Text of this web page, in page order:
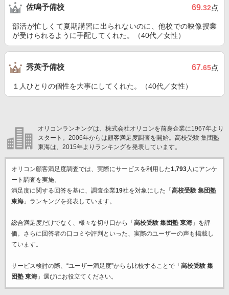
佐鳴予備校 69.32点
部活が忙しくて夏期講習に出られないのに、他校での映像授業
が受けられるように手配してくれた。（40代／女性）
秀英予備校 67.65点
１人ひとりの個性を大事にしてくれた。（40代／女性）
オリコンランキングは、株式会社オリコンを前身企業に1967年より
スタート。2006年からは顧客満足度調査を開始。高校受験 集団塾
東海は、2015年よりランキングを発表しています。
オリコン顧客満足度調査では、実際にサービスを利用した1,793人にアンケ
ート調査を実施。
満足度に関する回答を基に、調査企業19社を対象にした「 高校受験 集団塾
東海」ランキングを発表しています。
総合満足度だけでなく、様々な切り口から「 高校受験 集団塾 東海」を評
価。さらに回答者の口コミや評判といった、実際のユーザーの声も掲載し
ています。
サービス検討の際、“ユーザー満足度”からも比較することで「 高校受験 集
団塾 東海」選びにお役立てください。